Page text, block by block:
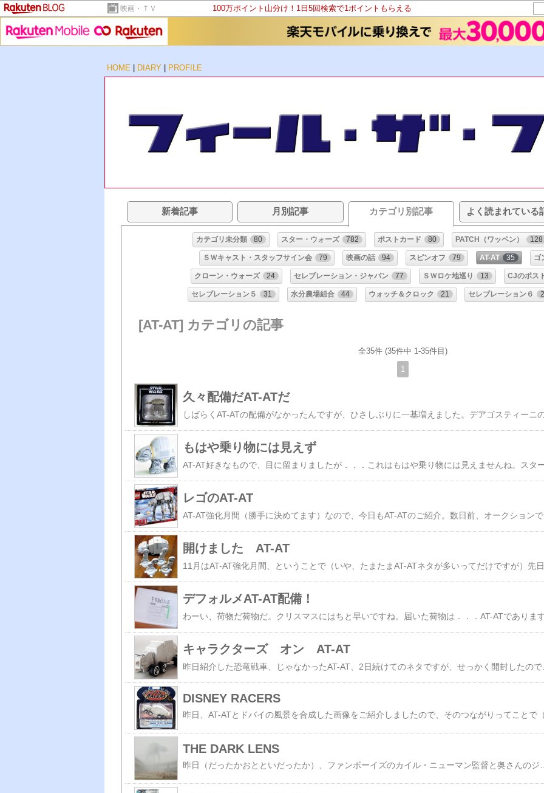
映画・ＴＶ 100万ポイント山分け！1日5回検索で1ポイントもらえる
HOME
DIARY PROFILE
新着記事 月別記事 カテゴリ別記事 よく読まれている
カテゴリ未分類 80 スター・ウォーズ 782 ポストカード 80 PATCH（ワッペン） 128
ＳＷキャスト・スタッフサイン会 79 映画の話 94 スピンオフ 79 AT-AT 35 ゴ
クローン・ウォーズ 24 セレブレーション・ジャパン 77 ＳＷロケ地巡り 13 CJのポス
セレブレーション５ 31 水分農場組合 44 ウォッチ＆クロック 21 セレブレーション６
[AT-AT] カテゴリの記事
全35件 (35件中 1-35件目)
1
久々配備だAT-ATだ
もはや乗り物には見えず
レゴのAT-AT
AT-AT強化月間（勝手に決めてます）なので、今日もAT-ATのご紹介。数日前、オークションでゲットしたレゴのAT-ATが届きました。レゴのAT-ATというときっと皆さんは．．．1万5千円
開けました AT-AT
デフォルメAT-AT配備！
キャラクターズ オン AT-AT
昨日紹介した恐竜戦車、じゃなかったAT-AT、2日続けてのネタですが、せっかく開封したので。やっぱ後ろがかわゆす。．．．．．．．．．．．．．．．．．．．．．．．．
DISNEY RACERS
THE DARK LENS